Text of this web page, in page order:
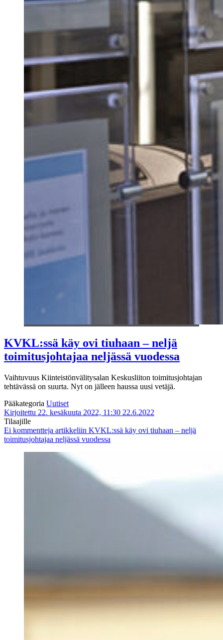
KVKL:ssä käy ovi tiuhaan – neljä
toimitusjohtajaa neljässä vuodessa
Vaihtuvuus Kiinteistönvälitysalan Keskusliiton toimitusjohtajan
tehtävässä on suurta. Nyt on jälleen haussa uusi vetäjä.
Pääkategoria Uutiset
Kirjoitettu 22. kesäkuuta 2022, 11:30 22.6.2022
Tilaajille
Ei kommentteja artikkeliin KVKL:ssä käy ovi tiuhaan – neljä
toimitusjohtajaa neljässä vuodessa